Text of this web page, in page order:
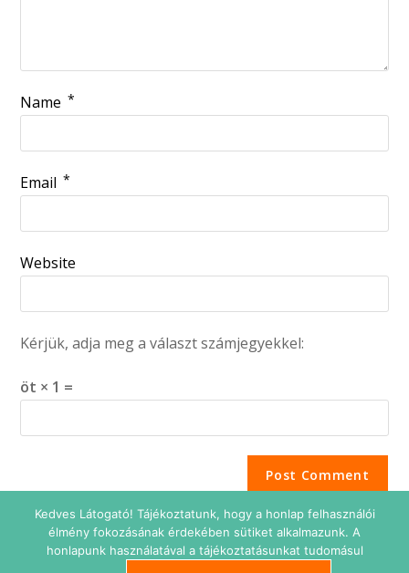
Name *
Email *
Website
Kérjük, adja meg a választ számjegyekkel:
öt × 1 =
Kedves Látogató! Tájékoztatunk, hogy a honlap felhasználói
élmény fokozásának érdekében sütiket alkalmazunk. A
honlapunk használatával a tájékoztatásunkat tudomásul